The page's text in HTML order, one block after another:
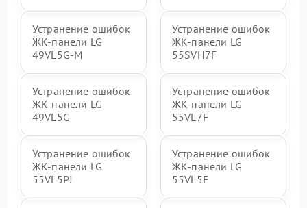
Устранение ошибок
ЖК-панели LG
49VL5G-M
Устранение ошибок
ЖК-панели LG
55SVH7F
Устранение ошибок
ЖК-панели LG
49VL5G
Устранение ошибок
ЖК-панели LG
55VL7F
Устранение ошибок
ЖК-панели LG
55VL5PJ
Устранение ошибок
ЖК-панели LG
55VL5F